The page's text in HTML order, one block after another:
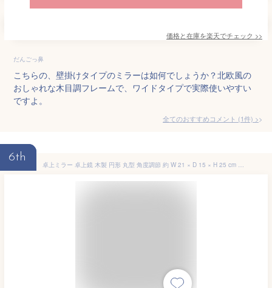
価格と在庫を楽天でチェック >>
だんごっ鼻
こちらの、壁掛けタイプのミラーは如何でしょうか？北欧風の
おしゃれな木目調フレームで、ワイドタイプで実際使いやすい
ですよ。
全てのおすすめコメント (1件) >
6th
卓上ミラー 卓上鏡 木製 円形 丸型 角度調節 約 W 21 × D 15 × H 25 cm 鏡 かがみ スタンドミラー スタンド鏡 化粧鏡 立て掛け メイク鏡 丸い 置き鏡 テーブルミラー 玄関 トイレ 洗面所 ホテル用 おしゃれ 北欧 かわいい アジアン 雑貨 アジアン雑貨 和 和モダン [67105]